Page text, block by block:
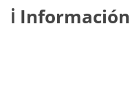
ℹ️ Información